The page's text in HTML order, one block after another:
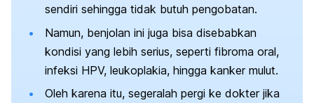
sendiri sehingga tidak butuh pengobatan.
Namun, benjolan ini juga bisa disebabkan
kondisi yang lebih serius, seperti fibroma oral,
infeksi HPV, leukoplakia, hingga kanker mulut.
Oleh karena itu, segeralah pergi ke dokter jika